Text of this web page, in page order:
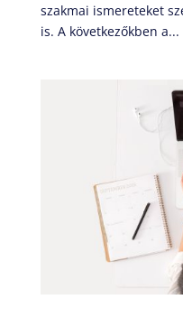
szakmai ismereteket
is. A következőkben a...